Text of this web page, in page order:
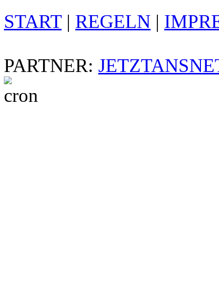
START| REGELN |
PARTNER: